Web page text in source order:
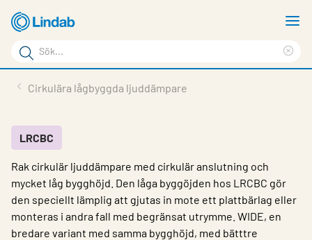
Hoppa
till
huvudinnehållet
Sökord
Sök
på
Service & Support
Hållbarhet
Om Lindab
Kontakt
Cirkulära lågbyggda ljuddämpare
LRCBC
Rak cirkulär ljuddämpare med cirkulär anslutning och
mycket låg bygghöjd. Den låga byggöjden hos LRCBC gör
den speciellt lämplig att gjutas in mote ett plattbärlag eller
monteras i andra fall med begränsat utrymme. WIDE, en
bredare variant med samma bygghöjd, med bätttre